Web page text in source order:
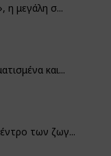
η μεγάλη σ...
και...
των ζωγ...